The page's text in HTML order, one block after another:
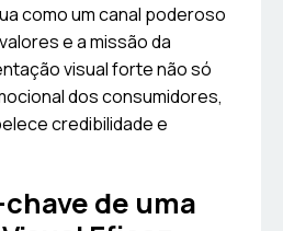
como um canal poderoso
e a missão da
visual forte não só
dos consumidores,
credibilidade e
de uma